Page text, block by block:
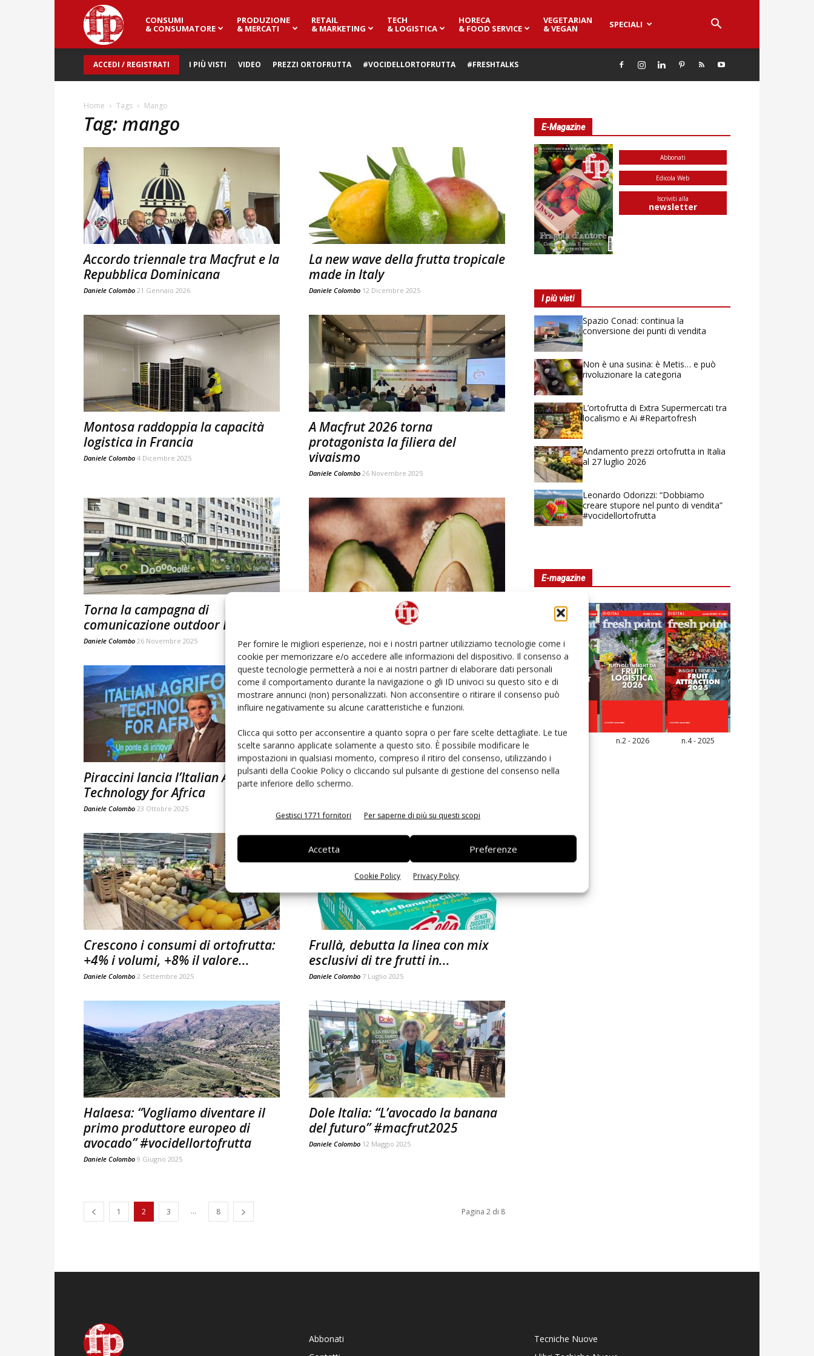
Per fornire le migliori esperienze, noi e i nostri partner utilizziamo tecnologie come i
cookie per memorizzare e/o accedere alle informazioni del dispositivo. Il consenso a
queste tecnologie permetterà a noi e ai nostri partner di elaborare dati personali
come il comportamento durante la navigazione o gli ID univoci su questo sito e di
mostrare annunci (non) personalizzati. Non acconsentire o ritirare il consenso può
influire negativamente su alcune caratteristiche e funzioni.
Clicca qui sotto per acconsentire a quanto sopra o per fare scelte dettagliate. Le tue
scelte saranno applicate solamente a questo sito. È possibile modificare le
impostazioni in qualsiasi momento, compreso il ritiro del consenso, utilizzando i
pulsanti della Cookie Policy o cliccando sul pulsante di gestione del consenso nella
parte inferiore dello schermo.
Gestisci 1771 fornitori Per saperne di più su questi scopi
Accetta Preferenze
Cookie Policy Privacy Policy
Fresh
Point
Magazine
CONSUMI
& CONSUMATORE
PRODUZIONE
& MERCATI
RETAIL
& MARKETING
TECH
& LOGISTICA
HORECA
& FOOD SERVICE
VEGETARIAN
& VEGAN SPECIALI
ACCEDI / REGISTRATI I PIÙ VISTI VIDEO PREZZI ORTOFRUTTA #VOCIDELLORTOFRUTTA #FRESHTALKS
Home Tags Mango
Tag: mango
Accordo triennale tra Macfrut e la
Repubblica Dominicana
Daniele Colombo 21 Gennaio 2026
La new wave della frutta tropicale
made in Italy
Daniele Colombo 12 Dicembre 2025
Montosa raddoppia la capacità
logistica in Francia
Daniele Colombo 4 Dicembre 2025
A Macfrut 2026 torna
protagonista la filiera del
vivaismo
Daniele Colombo 26 Novembre 2025
Torna la campagna di
comunicazione outdoor Doooolé!
Daniele Colombo 26 Novembre 2025
Halaesa: “Il tropicale made in
Italy non è più una nicchia”...
Daniele Colombo 4 Novembre 2025
Piraccini lancia l’Italian Agrifood
Technology for Africa
Daniele Colombo 23 Ottobre 2025
Macfrut 2026: “Più grande,
internazionale e innovativa”
Crescono i consumi di ortofrutta:
+4% i volumi, +8% il valore...
Daniele Colombo 2 Settembre 2025
Frullà, debutta la linea con mix
esclusivi di tre frutti in...
Daniele Colombo 7 Luglio 2025
Halaesa: “Vogliamo diventare il
primo produttore europeo di
avocado” #vocidellortofrutta
Daniele Colombo 9 Giugno 2025
Dole Italia: “L’avocado la banana
del futuro” #macfrut2025
Daniele Colombo 12 Maggio 2025
1 2 3 ... 8 Pagina 2 di 8
E-Magazine
Abbonati
Edicola Web
Iscriviti alla
newsletter
I più visti
Spazio Conad: continua la
conversione dei punti di vendita
Non è una susina: è Metis… e può
rivoluzionare la categoria
L’ortofrutta di Extra Supermercati tra
localismo e Ai #Repartofresh
Andamento prezzi ortofrutta in Italia
al 27 luglio 2026
Leonardo Odorizzi: “Dobbiamo
creare stupore nel punto di vendita”
#vocidellortofrutta
E-magazine
n.2 - 2026 n.4 - 2025
Edicola Web
Abbonati
Tecniche Nuove